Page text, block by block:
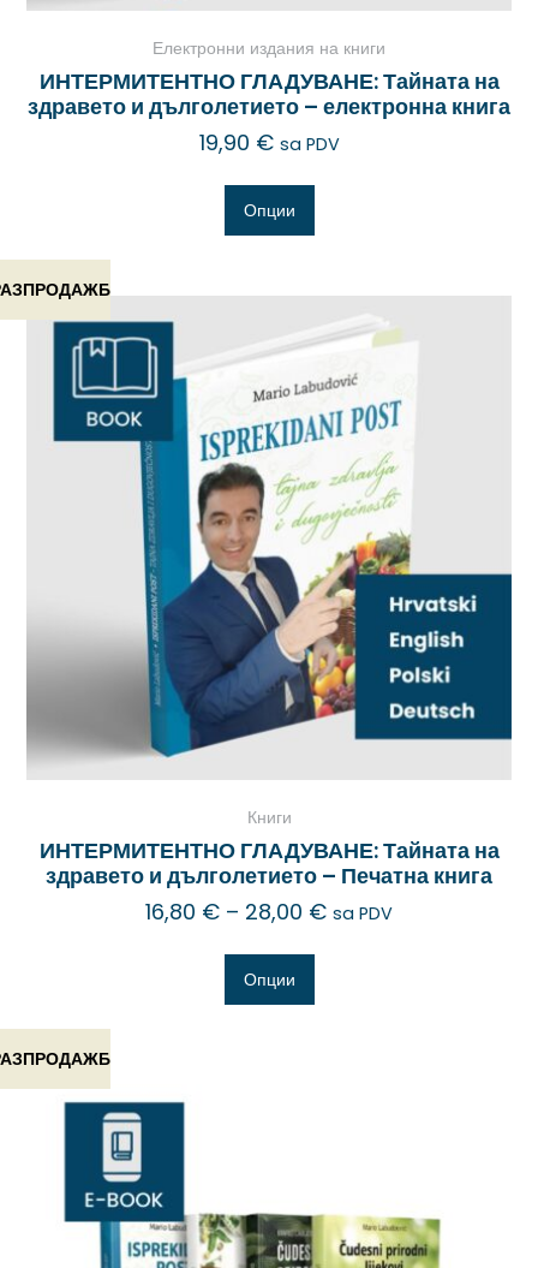
Електронни издания на книги
ИНТЕРМИТЕНТНО ГЛАДУВАНЕ: Тайната на
здравето и дълголетието – електронна книга
19,90 € sa PDV
Опции
Книги
ИНТЕРМИТЕНТНО ГЛАДУВАНЕ: Тайната на
здравето и дълголетието – Печатна книга
16,80 € – 28,00 € sa PDV
Опции